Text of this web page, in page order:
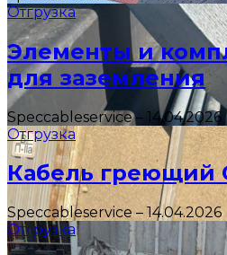
Отгрузка
Элементы и
для заземления
Speccableservice– 14.04.2026
Отгрузка
Кабель греющий
Speccableservice– 14.04.2026
Отгрузка